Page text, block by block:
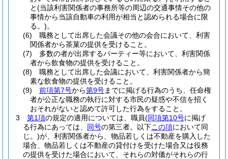
と(当該利害関係者の事務所等の周辺の交通事情その他の
事情から当該自動車の利用が相当と認められる場合に限
る。)。
(6)
職務として出席した会議その他の会合において、利害
関係者から茶菓の提供を受けること。
(7)
多数の者が出席するパーティー等において、利害関係
者から飲食物の提供を受けること。
(8)
職務として出席した会議において、利害関係者から簡
素な飲食物の提供を受けること。
(9)
前項第7号から第9号までに掲げる行為のうち、任命権
者が公正な職務の執行に対する市民の疑惑や不信を招く
おそれがないと認めて許可した行為をすること。
3
第1項の規定の適用については、職員(同項第10号に掲げ
る行為にあっては、 同号の第三者。以下この項において同
じ。)が、利害関係者から、物品若しくは不動産を購入した
場合、物品若しくは不動産の貸付けを受けた場合又は役務
の提供を受けた場合において、それらの対価がそれらの行